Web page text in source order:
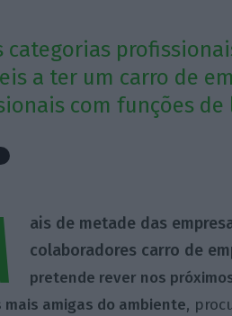
categorias
a ter um carro de
com funções de
ais de metade das
colaboradores carro de
pretende rever nos
amigas do ambiente,